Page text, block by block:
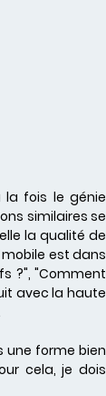
la fois le génie
similaires se
la qualité de
est dans
?", "Comment
avec la haute
une forme bien
cela, je dois